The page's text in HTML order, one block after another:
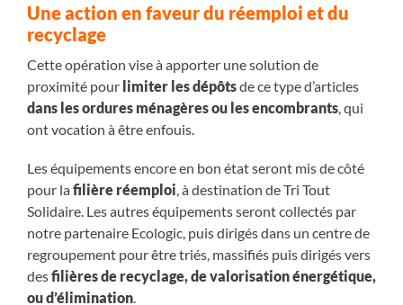
Une action en faveur du réemploi et du
recyclage
Cette opération vise à apporter une solution de
proximité pour limiter les dépôtsde ce type d’articles
dans les ordures ménagères ou les encombrants, qui
ont vocation à être enfouis.
Les équipements encore en bon état seront mis de côté
pour lafilière réemploi, à destination de Tri Tout
Solidaire. Les autres équipements seront collectés par
notre partenaire Ecologic, puis dirigés dans un centre de
regroupement pour être triés, massifiés puis dirigés vers
desfilières de recyclage, de valorisation énergétique,
ou d’élimination.